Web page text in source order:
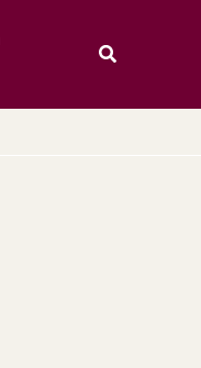
Rechercher